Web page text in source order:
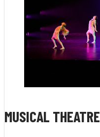
MUSICAL THEATRE